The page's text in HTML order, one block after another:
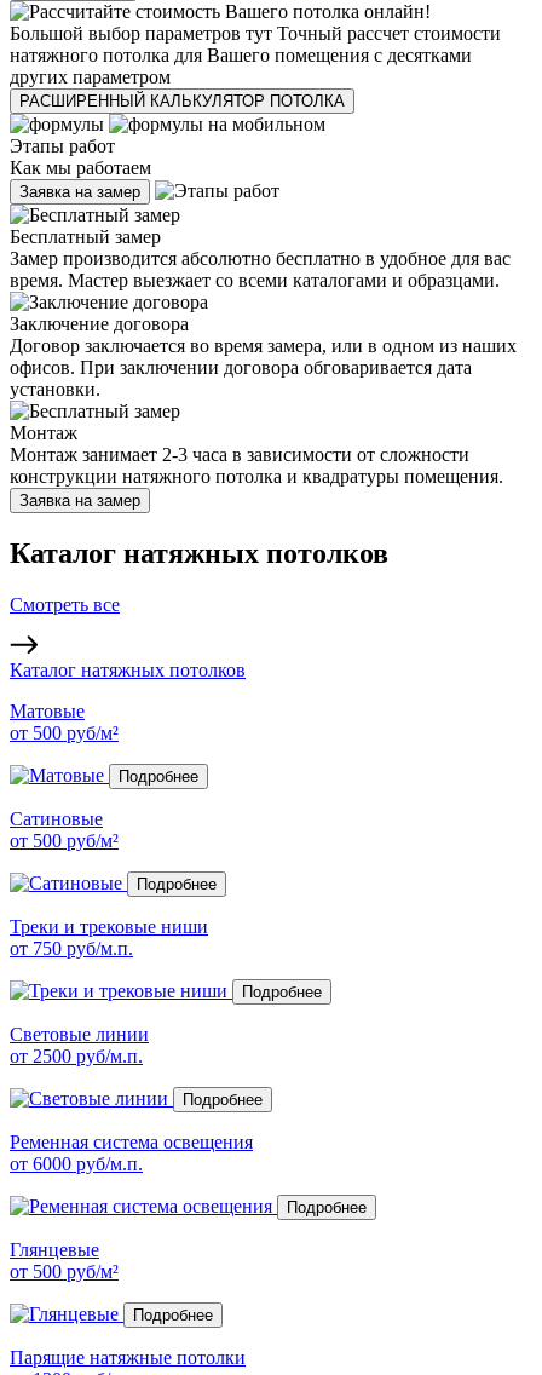
Большой выбор параметров тут Точный рассчет стоимости
натяжного потолка для Вашего помещения с десятками
других параметром
РАСШИРЕННЫЙ КАЛЬКУЛЯТОР ПОТОЛКА
Этапы работ
Как мы работаем
Заявка на замер
Бесплатный замер
Замер производится абсолютно бесплатно в удобное для вас
время. Мастер выезжает со всеми каталогами и образцами.
Заключение договора
Договор заключается во время замера, или в одном из наших
офисов. При заключении договора обговаривается дата
установки.
Монтаж
Монтаж занимает 2-3 часа в зависимости от сложности
конструкции натяжного потолка и квадратуры помещения.
Заявка на замер
Каталог натяжных потолков
Смотреть все
Каталог натяжных потолков
Матовые
от 500 руб/м²
Подробнее
Сатиновые
от 500 руб/м²
Подробнее
Треки и трековые ниши
от 750 руб/м.п.
Подробнее
Световые линии
от 2500 руб/м.п.
Подробнее
Ременная система освещения
от 6000 руб/м.п.
Подробнее
Глянцевые
от 500 руб/м²
Подробнее
Парящие натяжные потолки